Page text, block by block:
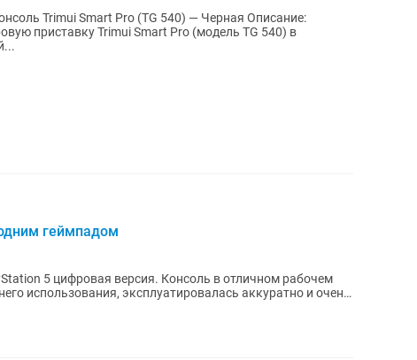
Trimui Smart Pro (TG 540) — Черная Описание:
приставку Trimui Smart Pro (модель TG 540) в
геймпадом
5 цифровая версия. Консоль в отличном рабочем
использования, эксплуатировалась аккуратно и очень